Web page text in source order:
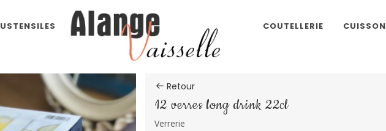
USTENSILES COUTELLERIE CUISSON
Retour
12 verres long drink 22cl
Verrerie